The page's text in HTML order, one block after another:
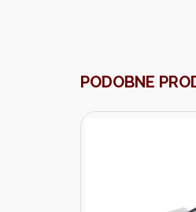
PODOBNE